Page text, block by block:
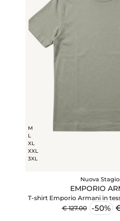
M
L
XL
XXL
3XL
Nuova
EMPORIO
T-shirt Emporio Armani in
€ 127.00
-50%